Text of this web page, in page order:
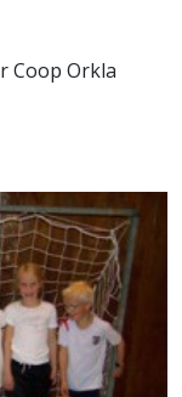
Coop Orkla